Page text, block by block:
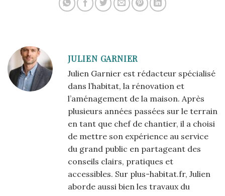
JULIEN GARNIER
Julien Garnier est rédacteur spécialisé
dans l’habitat, la rénovation et
l’aménagement de la maison. Après
plusieurs années passées sur le terrain
en tant que chef de chantier, il a choisi
de mettre son expérience au service
du grand public en partageant des
conseils clairs, pratiques et
accessibles. Sur plus-habitat.fr, Julien
aborde aussi bien les travaux du